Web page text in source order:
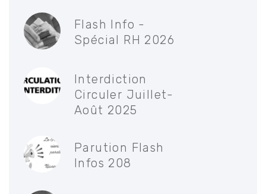
Flash Info -
Spécial RH 2026
Interdiction
Circuler Juillet-
Août 2025
Parution Flash
Infos 208